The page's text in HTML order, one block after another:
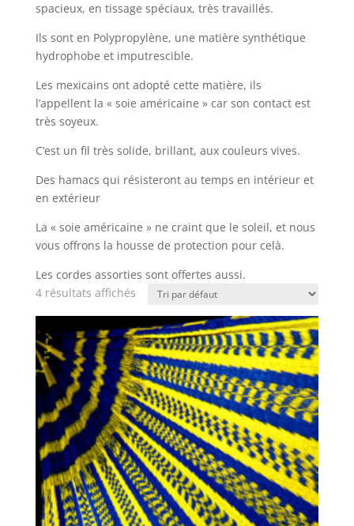
spacieux, en tissage spéciaux, très travaillés.
Ils sont en Polypropylène, une matière synthétique
hydrophobe et imputrescible.
Les mexicains ont adopté cette matière, ils
l’appellent la « soie américaine » car son contact est
très soyeux.
C’est un fil très solide, brillant, aux couleurs vives.
Des hamacs qui résisteront au temps en intérieur et
en extérieur
La « soie américaine » ne craint que le soleil, et nous
vous offrons la housse de protection pour celà.
Les cordes assorties sont offertes aussi.
4 résultats affichés